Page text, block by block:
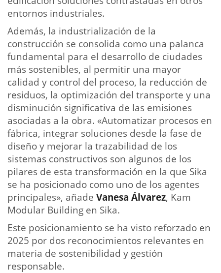
entornos industriales.
Además, la industrialización de la
construcción se consolida como una palanca
fundamental para el desarrollo de ciudades
más sostenibles, al permitir una mayor
calidad y control del proceso, la reducción de
residuos, la optimización del transporte y una
disminución significativa de las emisiones
asociadas a la obra. «Automatizar procesos en
fábrica, integrar soluciones desde la fase de
diseño y mejorar la trazabilidad de los
sistemas constructivos son algunos de los
pilares de esta transformación en la que Sika
se ha posicionado como uno de los agentes
principales», añade Vanesa Álvarez, Kam
Modular Building en Sika.
Este posicionamiento se ha visto reforzado en
2025 por dos reconocimientos relevantes en
materia de sostenibilidad y gestión
responsable.